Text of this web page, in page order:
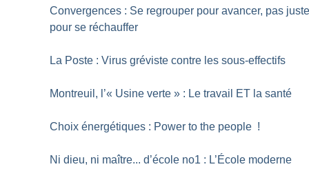
Convergences : Se regrouper pour avancer, pas
pour se réchauffer
La Poste : Virus gréviste contre les sous-effectifs
Montreuil, l’« Usine verte » : Le travail ET la santé
Choix énergétiques : Power to the people !
Ni dieu, ni maître... d’école no1 : L’École moderne